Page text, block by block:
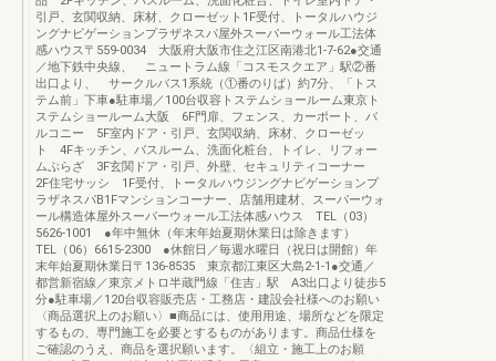
引戸、玄関収納、床材、クローゼット1F受付、トータルハウジ
ングナビゲーションプラザネスパ屋外スーパーウォール工法体
感ハウス〒559-0034 大阪府大阪市住之江区南港北1-7-62●交通
／地下鉄中央線、 ニュートラム線「コスモスクエア」駅②番
出口より、 サークルバス1系統（①番のりば）約7分、「トス
テム前」下車●駐車場／100台収容トステムショールーム東京ト
ステムショールーム大阪 6F門扉、フェンス、カーポート、バ
ルコニー 5F室内ドア・引戸、玄関収納、床材、クローゼッ
ト 4Fキッチン、バスルーム、洗面化粧台、トイレ、リフォー
ムぷらざ 3F玄関ドア・引戸、外壁、セキュリティコーナー
2F住宅サッシ 1F受付、トータルハウジングナビゲーションプ
ラザネスパB1Fマンションコーナー、店舗用建材、スーパーウォ
ール構造体屋外スーパーウォール工法体感ハウス TEL（03）
5626-1001 ●年中無休（年末年始夏期休業日は除きます）
TEL（06）6615-2300 ●休館日／毎週水曜日（祝日は開館）年
末年始夏期休業日〒136-8535 東京都江東区大島2-1-1●交通／
都営新宿線／東京メトロ半蔵門線「住吉」駅 A3出口より徒歩5
分●駐車場／120台収容販売店・工務店・建設会社様へのお願い
〈商品選択上のお願い〉■商品には、使用用途、場所などを限定
するもの、専門施工を必要とするものがあります。商品仕様を
ご確認のうえ、商品を選択願います。〈組立・施工上のお願